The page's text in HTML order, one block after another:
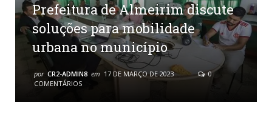
Prefeitura de Almeirim discute
soluções para mobilidade
urbana no município
por CR2-ADMIN8 em 17 DE MARÇO DE 2023
0
COMENTÁRIOS